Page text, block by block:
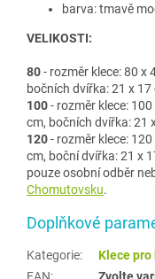
barva: tmavě
VELIKOSTI:
80- rozměr klece: 80 x
bočních dvířka: 21 x 17
100- rozměr klece:
cm, bočních dvířka: 21
120- rozměr klece:
cm, boční dvířka: 21 x
pouze osobní odběr
Chomutovsku.
Doplňkové
Kategorie:
Klece pro